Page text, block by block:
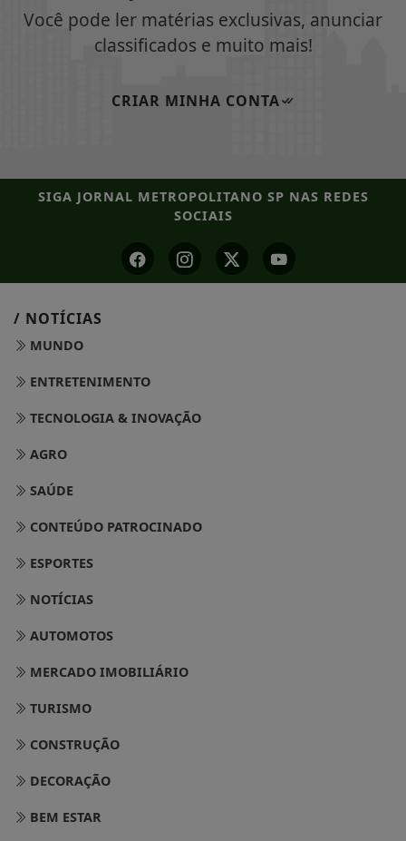
Você pode ler matérias exclusivas, anunciar
classificados e muito mais!
CRIAR MINHA CONTA
SIGA JORNAL METROPOLITANO SP NAS REDES
SOCIAIS
/ NOTÍCIAS
MUNDO
ENTRETENIMENTO
TECNOLOGIA & INOVAÇÃO
AGRO
SAÚDE
CONTEÚDO PATROCINADO
ESPORTES
NOTÍCIAS
AUTOMOTOS
MERCADO IMOBILIÁRIO
TURISMO
CONSTRUÇÃO
DECORAÇÃO
BEM ESTAR